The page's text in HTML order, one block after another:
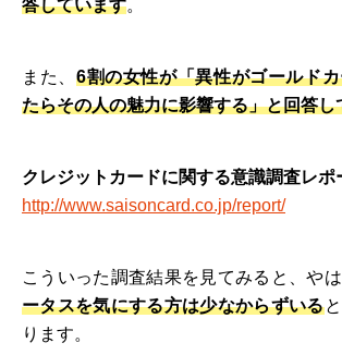
答しています。
また、 6割の女性が「異性がゴールド
たらその人の魅力に影響する」と回答し
クレジットカードに関する意識調査レポ
http://www.saisoncard.co.jp/report/
こういった調査結果を見てみると、や
ータスを気にする方は少なからずいる
ります。